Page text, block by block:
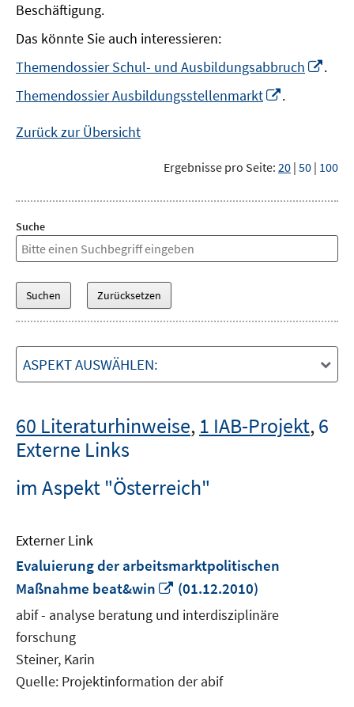
Beschäftigung.
Das könnte Sie auch interessieren:
Themendossier Schul- und Ausbildungsabbruch
.
Themendossier Ausbildungsstellenmarkt
.
Zurück zur Übersicht
Ergebnisse pro Seite: 20 | 50 | 100
Suche
ASPEKT AUSWÄHLEN:
60 Literaturhinweise, 1 IAB-Projekt,6
Externe Links
im Aspekt "Österreich"
Externer Link
Evaluierung der arbeitsmarktpolitischen
Maßnahme beat&win
In
neuem
Fenster
(01.12.2010)
abif - analyse beratung und interdisziplinäre
forschung
Steiner, Karin
Quelle: Projektinformation der abif